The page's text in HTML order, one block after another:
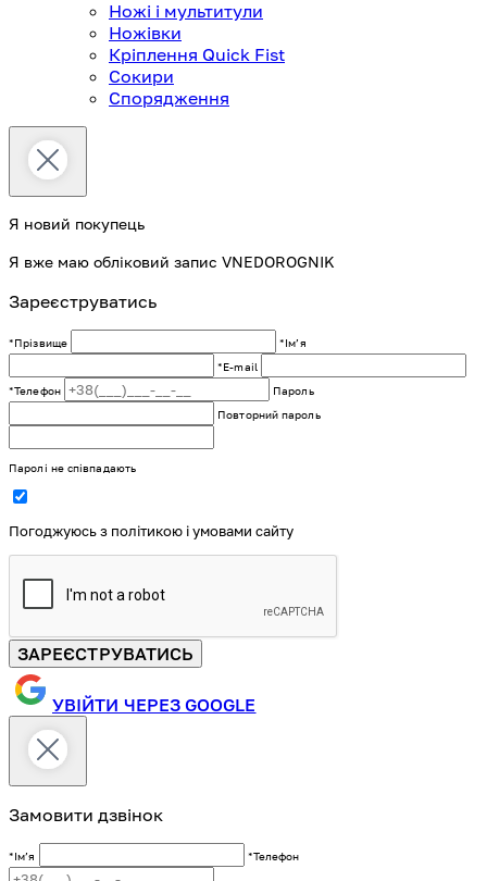
Ножі і мультитули
Ножівки
Кріплення Quick Fist
Сокири
Спорядження
Я новий покупець
Я вже маю обліковий запис VNEDOROGNIK
Зареєструватись
*Прізвище
*Імʼя
*E-mail
*Телефон
Пароль
Повторний пароль
Паролі не співпадають
Погоджуюсь з політикою і умовами сайту
ЗАРЕЄСТРУВАТИСЬ
УВІЙТИ ЧЕРЕЗ GOOGLE
Замовити дзвінок
*Імʼя *Телефон